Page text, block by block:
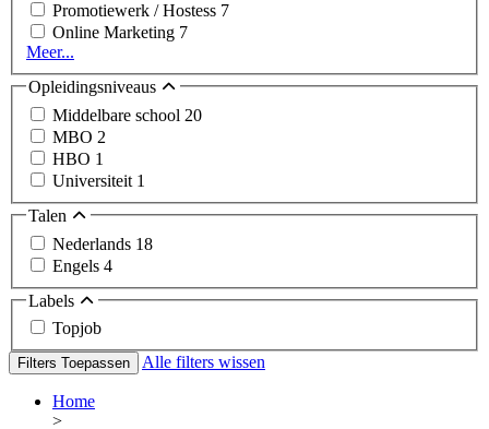
Promotiewerk / Hostess 7
Online Marketing 7
Meer...
Opleidingsniveaus
Middelbare school 20
MBO 2
HBO 1
Universiteit 1
Talen
Nederlands 18
Engels 4
Labels
Topjob
Filters Toepassen Alle filters wissen
Home
>